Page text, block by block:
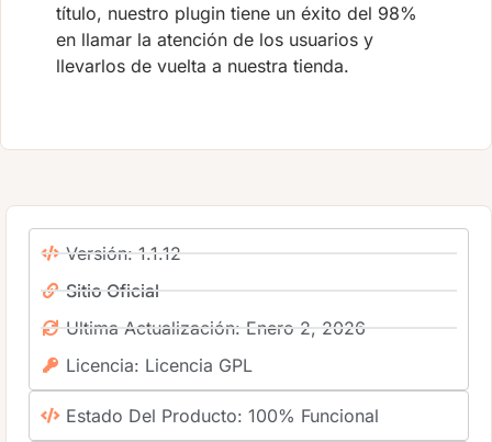
título, nuestro plugin tiene un éxito del 98%
en llamar la atención de los usuarios y
llevarlos de vuelta a nuestra tienda.
Versión: 1.1.12
Sitio Oficial
Ultima Actualización: Enero 2, 2026
Licencia: Licencia GPL
Estado Del Producto: 100% Funcional